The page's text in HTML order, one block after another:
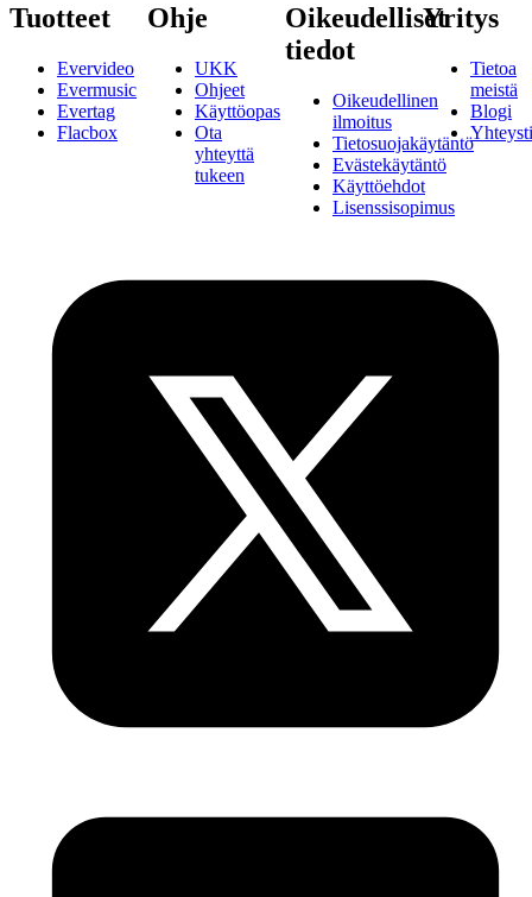
Tuotteet
Evervideo
Evermusic
Evertag
Flacbox
Ohje
UKK
Ohjeet
Käyttöopas
Ota
yhteyttä
tukeen
Oikeudelliset
tiedot
Oikeudellinen
ilmoitus
Tietosuojakäytäntö
Evästekäytäntö
Käyttöehdot
Lisenssisopimus
Yritys
Tietoa
meistä
Blogi